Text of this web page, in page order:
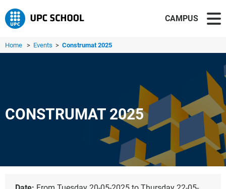
CAMPUS
Home > Events > Construmat 2025
CONSTRUMAT 2025